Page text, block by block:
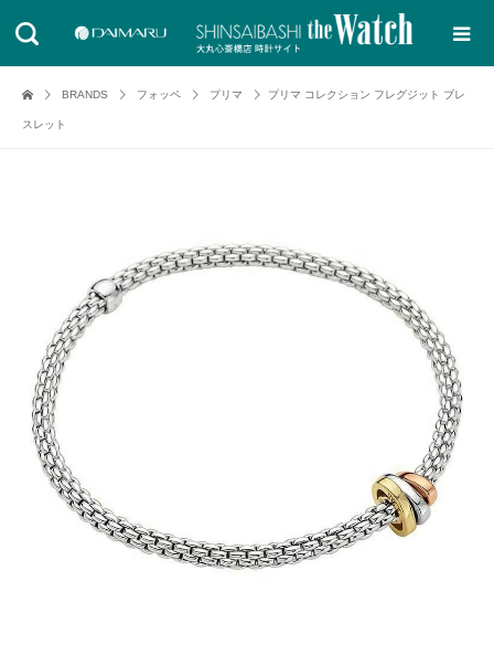
BRANDS フォッペ プリマ プリマ コレクション フレグジット ブレ
スレット